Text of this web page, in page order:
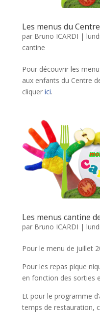
Les menus du
par Bruno ICARDI |
cantine
Pour découvrir les
aux enfants du Centre
cliquer ici.
Les menus cantine
par Bruno ICARDI |
Pour le menu de juillet
Pour les repas pique
en fonction des sorties
Et pour le programme
temps de restauration,